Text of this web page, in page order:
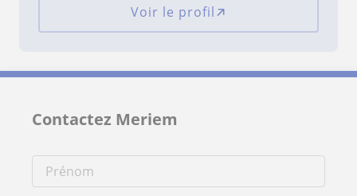
Voir le profil
Contactez Meriem